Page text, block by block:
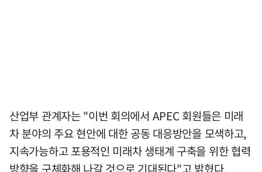
산업부 관계자는 "이번 회의에서 APEC 회원들은 미래
차 분야의 주요 현안에 대한 공동 대응방안을 모색하고,
지속가능하고 포용적인 미래차 생태계 구축을 위한 협력
방향을 구체화해 나갈 것으로 기대된다"고 밝혔다.